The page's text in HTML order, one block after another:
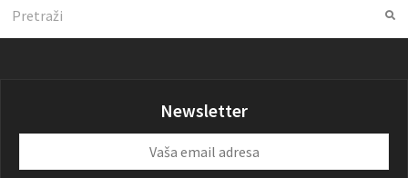
Newsletter
email